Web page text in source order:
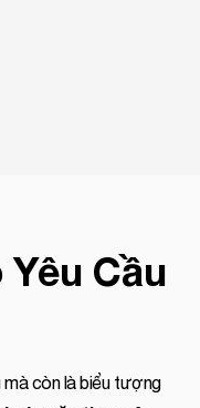
Cầu
còn là biểu tượng